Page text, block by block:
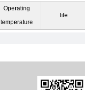
Operating
temperature
life